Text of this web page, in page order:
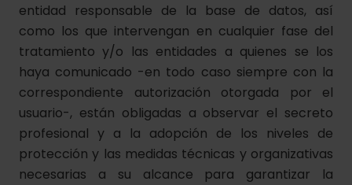
entidad responsable de la base de datos, así
como los que intervengan en cualquier fase del
tratamiento y/o las entidades a quienes se los
haya comunicado -en todo caso siempre con la
correspondiente autorización otorgada por el
usuario-, están obligadas a observar el secreto
profesional y a la adopción de los niveles de
protección y las medidas técnicas y organizativas
necesarias a su alcance para garantizar la